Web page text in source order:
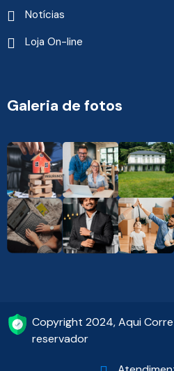
Notícias
Loja On-line
Galeria de fotos
Copyright 2024, Aqui
reservador